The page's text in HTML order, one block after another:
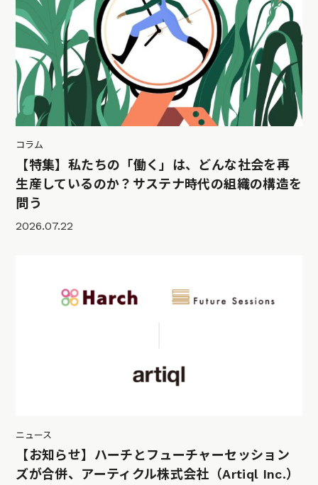
コラム
【特集】私たちの「働く」は、どんな社会を再
生産しているのか？サステナ時代の組織の構造を
問う
2026.07.22
ニュース
【お知らせ】ハーチとフューチャーセッション
ズが合併、アーティクル株式会社（Artiql Inc.）